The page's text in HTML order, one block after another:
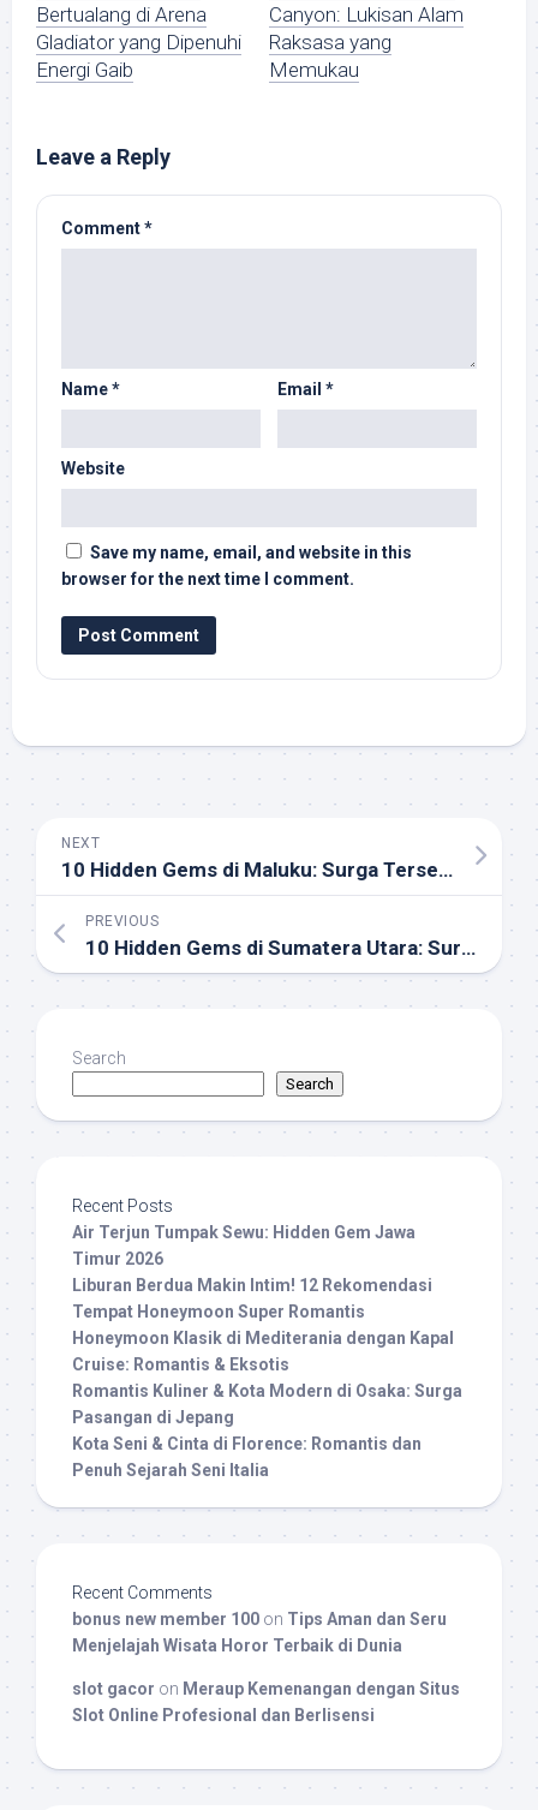
Bertualang di Arena
Gladiator yang Dipenuhi
Energi Gaib
Canyon: Lukisan Alam
Raksasa yang
Memukau
Leave a Reply
Comment*
Name* Email *
Website
Save my name, email, and website in this
browser for the next time I comment.
NEXT
10 Hidden Gems di Maluku: Surga Tersembunyi di Timur Indonesia yang Belum Banyak Dijamah Wisatawan
PREVIOUS
10 Hidden Gems di Sumatera Utara: Surga Wisata Tersembunyi
Search
Search
Recent Posts
Air Terjun Tumpak Sewu: Hidden Gem Jawa
Timur 2026
Liburan Berdua Makin Intim! 12 Rekomendasi
Tempat Honeymoon Super Romantis
Honeymoon Klasik di Mediterania dengan Kapal
Cruise: Romantis & Eksotis
Romantis Kuliner & Kota Modern di Osaka: Surga
Pasangan di Jepang
Kota Seni & Cinta di Florence: Romantis dan
Penuh Sejarah Seni Italia
Recent Comments
bonus new member 100 on Tips Aman dan Seru
Menjelajah Wisata Horor Terbaik di Dunia
slot gacor on Meraup Kemenangan dengan Situs
Slot Online Profesional dan Berlisensi